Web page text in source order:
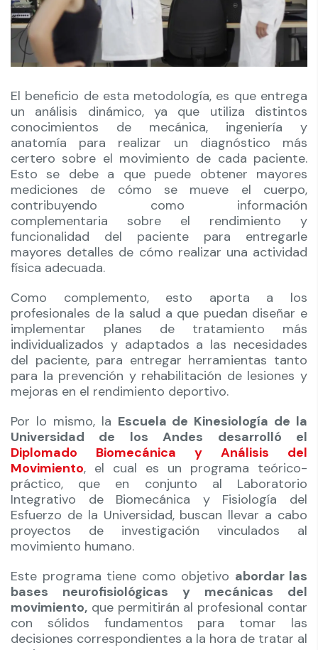
El beneficio de esta metodología, es que entrega
un análisis dinámico, ya que utiliza distintos
conocimientos de mecánica, ingeniería y
anatomía para realizar un diagnóstico más
certero sobre el movimiento de cada paciente.
Esto se debe a que puede obtener mayores
mediciones de cómo se mueve el cuerpo,
contribuyendo como información
complementaria sobre el rendimiento y
funcionalidad del paciente para entregarle
mayores detalles de cómo realizar una actividad
física adecuada.
Como complemento, esto aporta a los
profesionales de la salud a que puedan diseñar e
implementar planes de tratamiento más
individualizados y adaptados a las necesidades
del paciente, para entregar herramientas tanto
para la prevención y rehabilitación de lesiones y
mejoras en el rendimiento deportivo.
Por lo mismo, la Escuela de Kinesiología de la
Universidad de los Andes desarrolló el
Diplomado Biomecánica y Análisis del
Movimiento, el cual es un programa teórico-
práctico, que en conjunto al Laboratorio
Integrativo de Biomecánica y Fisiología del
Esfuerzo de la Universidad, buscan llevar a cabo
proyectos de investigación vinculados al
movimiento humano.
Este programa tiene como objetivo abordar las
bases neurofisiológicas y mecánicas del
movimiento, que permitirán al profesional contar
con sólidos fundamentos para tomar las
decisiones correspondientes a la hora de tratar al